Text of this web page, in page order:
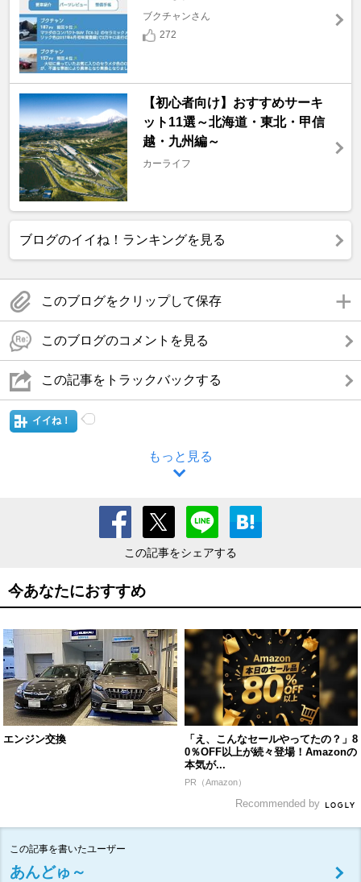
ブクチャンさん
272
【初心者向け】おすすめサーキ
ット11選～北海道・東北・甲信
越・九州編～
カーライフ
ブログのイイね！ランキングを見る
このブログをクリップして保存
このブログのコメントを見る
この記事をトラックバックする
イイね！
もっと見る
この記事をシェアする
今あなたにおすすめ
エンジン交換
「え、こんなセールやってたの？」8
0％OFF以上が続々登場！Amazonの
本気が...
PR（Amazon）
Recommended by
この記事を書いたユーザー
あんどゅ～